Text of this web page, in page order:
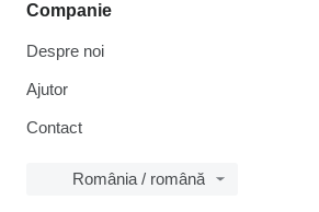
Companie
Despre noi
Ajutor
Contact
România / română